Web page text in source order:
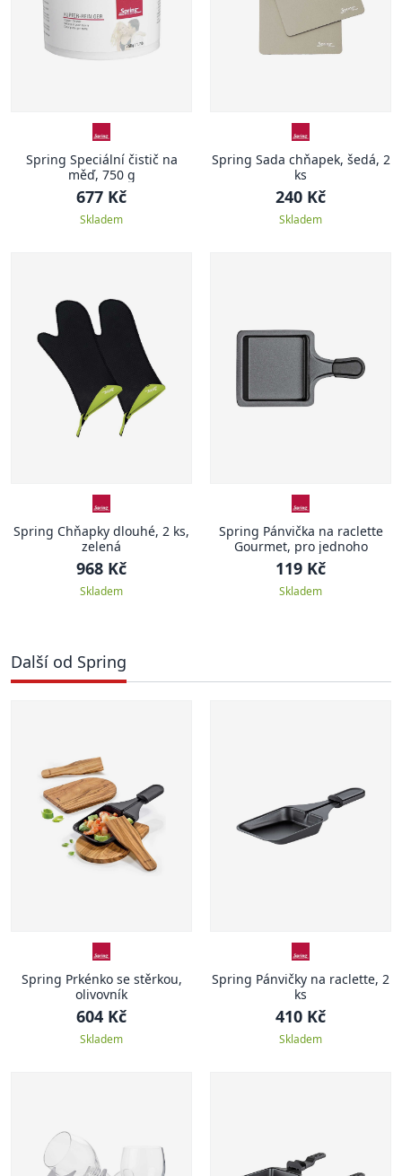
Spring Speciální čistič na
měď, 750 g
677 Kč
Skladem
Spring Sada chňapek, šedá, 2
ks
240 Kč
Skladem
Spring Chňapky dlouhé, 2 ks,
zelená
968 Kč
Skladem
Spring Pánvička na raclette
Gourmet, pro jednoho
119 Kč
Skladem
Další od Spring
Spring Prkénko se stěrkou,
olivovník
604 Kč
Skladem
Spring Pánvičky na raclette, 2
ks
410 Kč
Skladem